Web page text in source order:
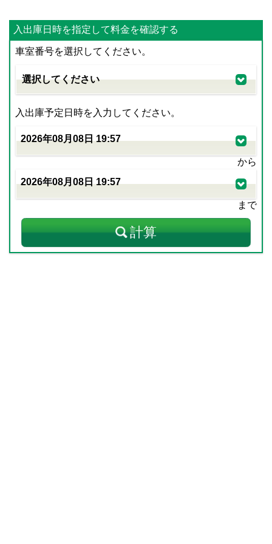
入出庫日時を指定して料金を確認する
車室番号を選択してください。
入出庫予定日時を入力してください。
から
まで
計算